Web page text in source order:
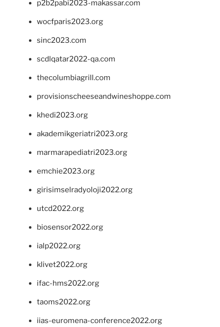
p2b2pabi2023-makassar.com
wocfparis2023.org
sinc2023.com
scdlqatar2022-qa.com
thecolumbiagrill.com
provisionscheeseandwineshoppe.com
khedi2023.org
akademikgeriatri2023.org
marmarapediatri2023.org
emchie2023.org
girisimselradyoloji2022.org
utcd2022.org
biosensor2022.org
ialp2022.org
klivet2022.org
ifac-hms2022.org
taoms2022.org
iias-euromena-conference2022.org